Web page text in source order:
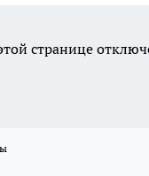
странице